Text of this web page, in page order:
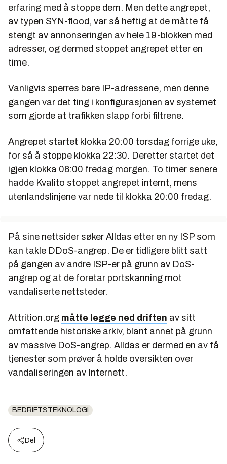
erfaring med å stoppe dem. Men dette angrepet,
av typen SYN-flood, var så heftig at de måtte få
stengt av annonseringen av hele 19-blokken med
adresser, og dermed stoppet angrepet etter en
time.
Vanligvis sperres bare IP-adressene, men denne
gangen var det ting i konfigurasjonen av systemet
som gjorde at trafikken slapp forbi filtrene.
Angrepet startet klokka 20:00 torsdag forrige uke,
for så å stoppe klokka 22:30. Deretter startet det
igjen klokka 06:00 fredag morgen. To timer senere
hadde Kvalito stoppet angrepet internt, mens
utenlandslinjene var nede til klokka 20:00 fredag.
På sine nettsider søker Alldas etter en ny ISP som
kan takle DDoS-angrep. De er tidligere blitt satt
på gangen av andre ISP-er på grunn av DoS-
angrep og at de foretar portskanning mot
vandaliserte nettsteder.
Attrition.org måtte legge ned driften av sitt
omfattende historiske arkiv, blant annet på grunn
av massive DoS-angrep. Alldas er dermed en av få
tjenester som prøver å holde oversikten over
vandaliseringen av Internett.
BEDRIFTSTEKNOLOGI
Del